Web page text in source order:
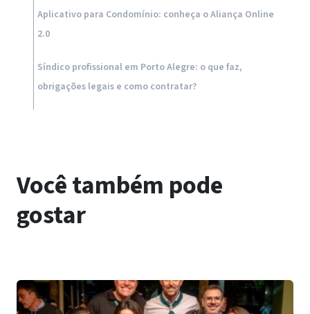
Aplicativo para Condomínio: conheça o Aliança Online
2.0
Síndico profissional em Porto Alegre: o que faz,
obrigações legais e como contratar?
Você também pode
gostar